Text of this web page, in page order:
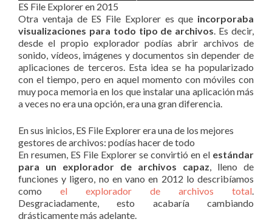
ES File Explorer en 2015
Otra ventaja de ES File Explorer es que incorporaba
visualizaciones para todo tipo de archivos. Es decir,
desde el propio explorador podías abrir archivos de
sonido, vídeos, imágenes y documentos sin depender de
aplicaciones de terceros. Esta idea se ha popularizado
con el tiempo, pero en aquel momento con móviles con
muy poca memoria en los que instalar una aplicación más
a veces no era una opción, era una gran diferencia.
En sus inicios, ES File Explorer era una de los mejores
gestores de archivos: podías hacer de todo
En resumen, ES File Explorer se convirtió en el estándar
para un explorador de archivos capaz, lleno de
funciones y ligero, no en vano en 2012 lo describíamos
como el explorador de archivos total.
Desgraciadamente, esto acabaría cambiando
drásticamente más adelante.